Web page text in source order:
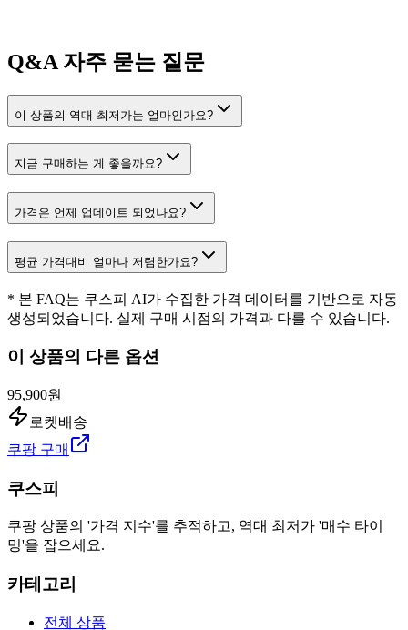
Q&A 자주 묻는 질문
이 상품의 역대 최저가는 얼마인가요?
지금 구매하는 게 좋을까요?
가격은 언제 업데이트 되었나요?
평균 가격대비 얼마나 저렴한가요?
* 본 FAQ는 쿠스피 AI가 수집한 가격 데이터를 기반으로 자동
생성되었습니다. 실제 구매 시점의 가격과 다를 수 있습니다.
이 상품의 다른 옵션
95,900원
로켓배송
쿠팡 구매
쿠스피
쿠팡 상품의 '가격 지수'를 추적하고, 역대 최저가 '매수 타이
밍'을 잡으세요.
카테고리
전체 상품